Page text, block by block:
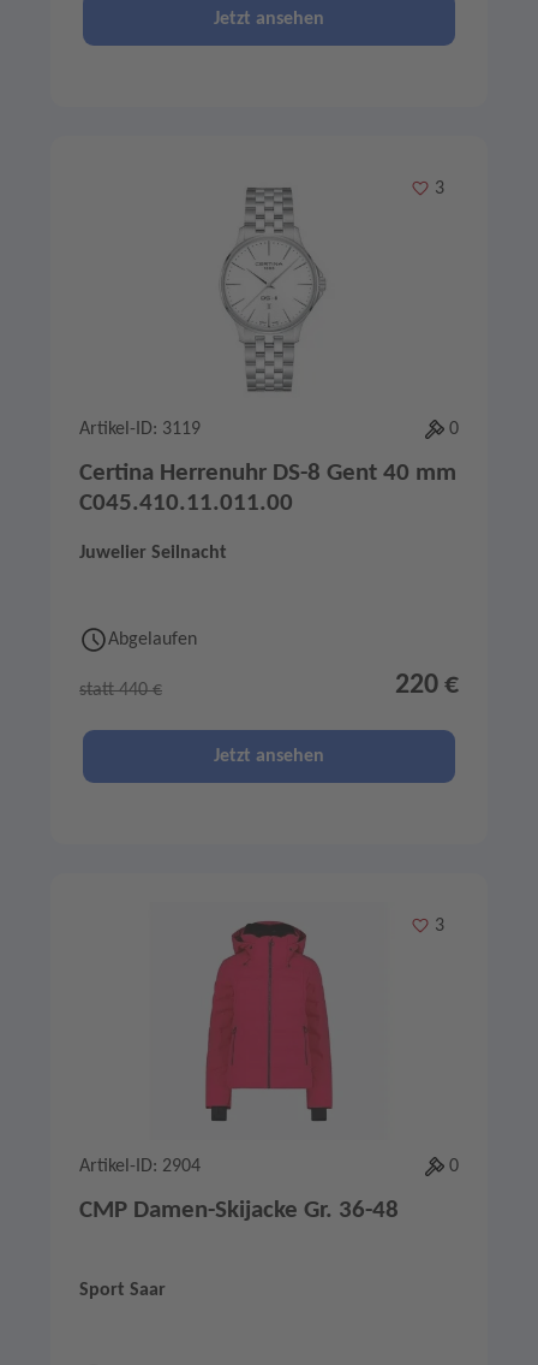
Jetzt ansehen
Merken
3
Artikel-ID: 3119 0
Certina Herrenuhr DS-8 Gent 40 mm
C045.410.11.011.00
Juwelier Seilnacht
Abgelaufen
statt 440 € 220 €
Jetzt ansehen
Merken
3
Artikel-ID: 2904 0
CMP Damen-Skijacke Gr. 36-48
Sport Saar